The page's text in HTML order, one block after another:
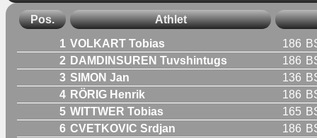
Pos. Athlet
1 VOLKART Tobias 186
2 DAMDINSUREN Tuvshintugs 186
3 SIMON Jan 136
4 RÖRIG Henrik 186
5 WITTWER Tobias 165
6 CVETKOVIC Srdjan 186